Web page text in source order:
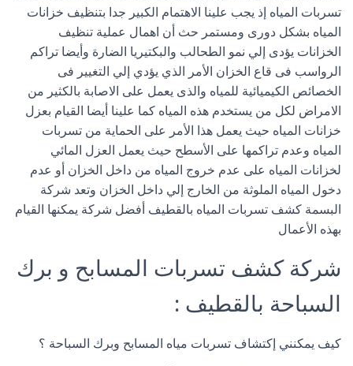
تسربات المياه إذ يجب علينا الاهتمام الكبير جدا بتنظيف خزانات
المياه بشكل دورى ومستمر حث أن اهمال عملية تنظيف
الخزانات يؤدى إلي نمو الطحالب والبكتيريا الضارة وأيضا تراكم
الرواسب فى قاع الخزان الأمر الذي يؤدي إلي التغيير فى
الخصائص الكيميائية للمياه والذى يعمل على الاصابة بالكثير من
الامراض لكل من يستخدم هذه المياه كما علينا أيضا القيام بعزل
خزانات المياه حيث يعمل هذا الأمر على الحماية من تسربات
المياه وعدم تراكمها على الأسطح حيث يعمل العزل المائي
لخزانات المياه على عدم خروج المياه من داخل الخزان أو عدم
دخول المياه الملوثة من الخارج إلي داخل الخزان وتعد شركة
البسمة كشف تسربات المياه بالقطيف أفضل شركة يمكنها القيام
بهذه الأعمال
شركة كشف تسربات المسابح و برك
السباحة بالقطيف :
كيف يمكنني إكتشاف تسربات مياه المسابح وبرك السباحة ؟